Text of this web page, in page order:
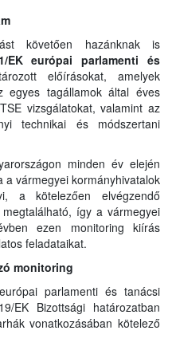
követően hazánknak is
EK európai parlamenti és
előírásokat, amelyek
egyes tagállamok által éves
vizsgálatokat, valamint az
technikai és módszertani
minden év elején
vármegyei kormányhivatalok
a kötelezően elvégzendő
így a vármegyei
ezen monitoring kiírás
feladataikat.
monitoring
parlamenti és tanácsi
EK Bizottsági határozatban
vonatkozásában kötelező